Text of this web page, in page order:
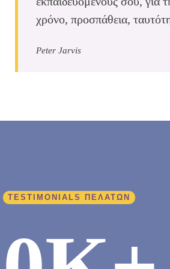
χρόνο, προσπάθεια,
Peter Jarvis
TESTIMONIALS ΠΕΛΑΤΩΝ